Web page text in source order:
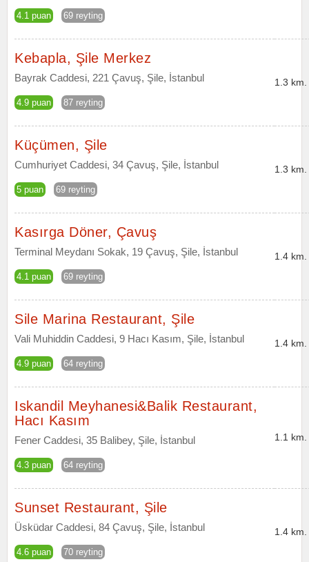
4.1 puan 69 reyting
Kebapla, Şile Merkez
Bayrak Caddesi, 221 Çavuş, Şile, İstanbul
4.9 puan 87 reyting
1.3 km.
Küçümen, Şile
Cumhuriyet Caddesi, 34 Çavuş, Şile, İstanbul
5 puan 69 reyting
1.3 km.
Kasırga Döner, Çavuş
Terminal Meydanı Sokak, 19 Çavuş, Şile, İstanbul
4.1 puan 69 reyting
1.4 km.
Sile Marina Restaurant, Şile
Vali Muhiddin Caddesi, 9 Hacı Kasım, Şile, İstanbul
4.9 puan 64 reyting
1.4 km.
Iskandil Meyhanesi&Balik Restaurant,
Hacı Kasım
Fener Caddesi, 35 Balibey, Şile, İstanbul
4.3 puan 64 reyting
1.1 km.
Sunset Restaurant, Şile
Üsküdar Caddesi, 84 Çavuş, Şile, İstanbul
4.6 puan 70 reyting
1.4 km.